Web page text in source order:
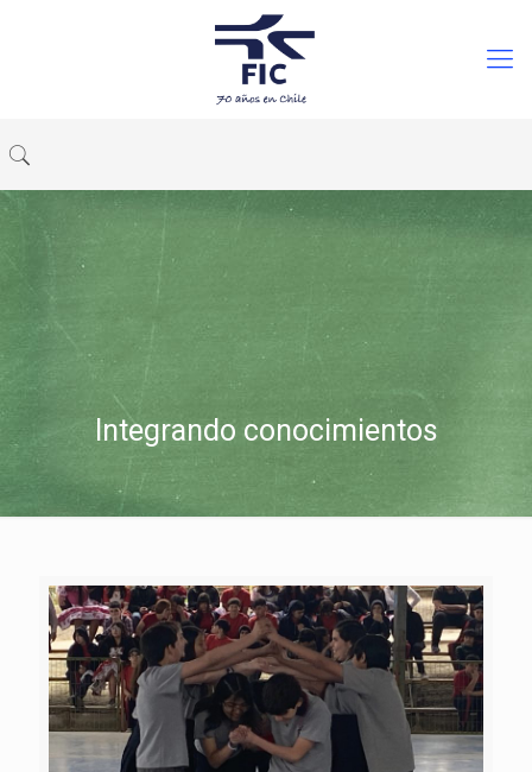
Integrando conocimientos